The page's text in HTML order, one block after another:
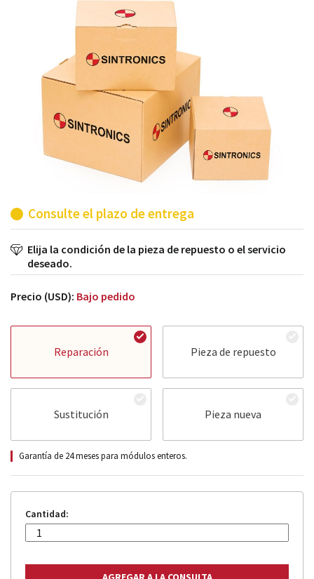
módulos antiguos a un alto nivel técnico o sustitución
de módulos descontinuados por módulos del propio
Consulte el plazo de entrega
Elija la condición de la pieza de repuesto o el servicio
deseado.
Precio (USD): Bajo pedido
Reparación Pieza de repuesto
Sustitución Pieza nueva
Garantía de 24 meses para módulos enteros.
Cantidad: